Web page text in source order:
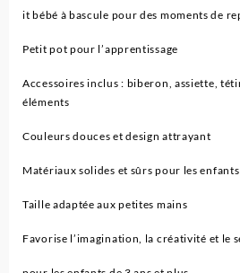
it bébé à bascule pour des moments de
Petit pot pour l’apprentissage
Accessoires inclus : biberon, assiette,
éléments
Couleurs douces et design attrayant
Matériaux solides et sûrs pour les enfants
Taille adaptée aux petites mains
Favorise l’imagination, la créativité et le